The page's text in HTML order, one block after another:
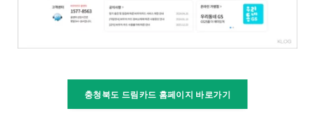
충청북도 드림카드 홈페이지 바로가기